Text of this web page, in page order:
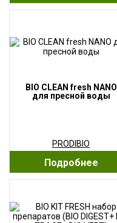
BIO CLEAN fresh NANO
для пресной воды
PRODIBIO
Подробнее